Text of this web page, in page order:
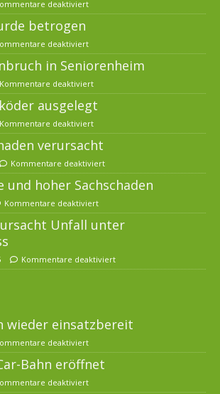
deaktiviert
betrogen
deaktiviert
in Seniorenheim
Kommentare deaktiviert
ausgelegt
Kommentare deaktiviert
verursacht
Kommentare deaktiviert
und hoher Sachschaden
Kommentare deaktiviert
Unfall unter
Kommentare deaktiviert
wieder einsatzbereit
deaktiviert
Bahn eröffnet
deaktiviert